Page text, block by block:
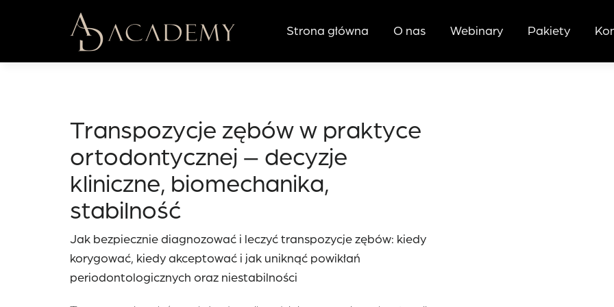
Strona główna O nas Webinary Pakiety
Transpozycje zębów w praktyce
ortodontycznej – decyzje
kliniczne, biomechanika,
stabilność
Jak bezpiecznie diagnozować i leczyć transpozycje zębów: kiedy
korygować, kiedy akceptować i jak uniknąć powikłań
periodontologicznych oraz niestabilności